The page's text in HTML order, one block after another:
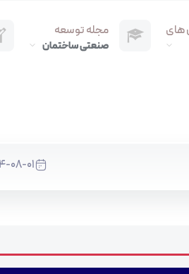
های مجله توسعه
صنعتی ساختمان
08-01